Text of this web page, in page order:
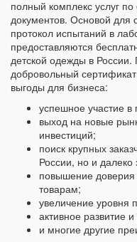
полный комплекс услуг
документов. Основой для
протокол испытаний в
предоставляются
детской одежды в
добровольный
выгоды для бизнеса:
успешное участие в
выход на новые
инвестиций;
поиск крупных
России, но и
повышение
товарам;
увеличение уровня
активное развитие
и многие другие